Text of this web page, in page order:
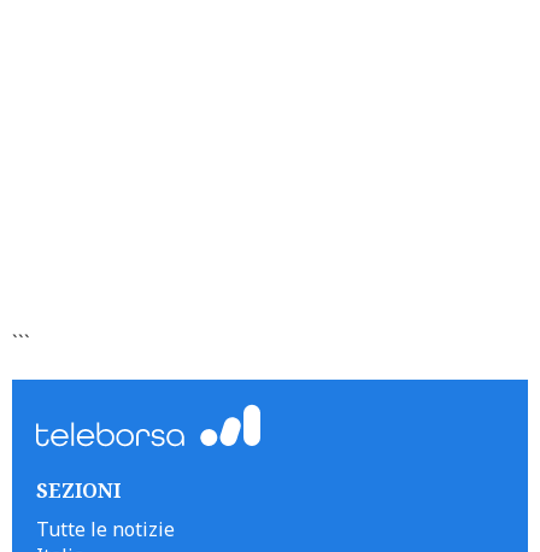
```
SEZIONI
Tutte le notizie